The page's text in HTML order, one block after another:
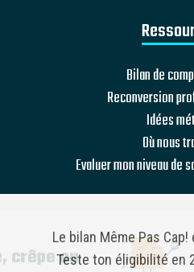
Bilan de
Reconversion
Idées
Où nous
Evaluer mon niveau de
Le bilan Même Pas
Teste ton éligibilité en
Cookie, cupcake,